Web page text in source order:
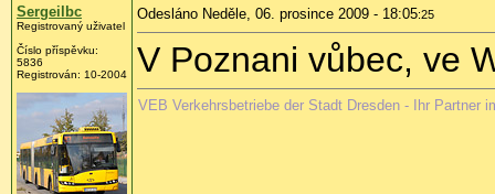
Sergeilbc
Registrovaný uživatel
Číslo příspěvku:
5836
Registrován: 10-2004
Odesláno Neděle, 06. prosince 2009 - 18:05:25
V Poznani vůbec, ve
VEB Verkehrsbetriebe der Stadt Dresden - Ihr Partner